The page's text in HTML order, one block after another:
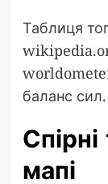
Таблиця
баланс сил.
Спірні
мапі